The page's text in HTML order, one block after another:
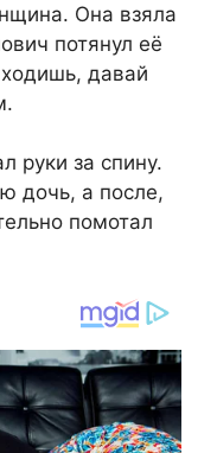
Она взяла
потянул её
давай
руки за спину.
дочь, а после,
помотал